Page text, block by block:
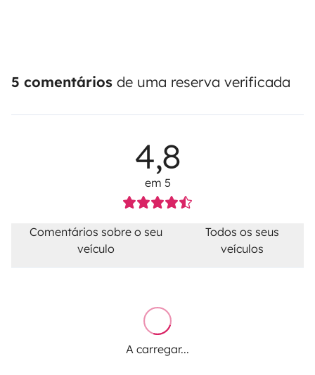
5 comentários de uma reserva verificada
4,8
em 5
Comentários sobre o seu
veículo
Todos os seus
veículos
A carregar...